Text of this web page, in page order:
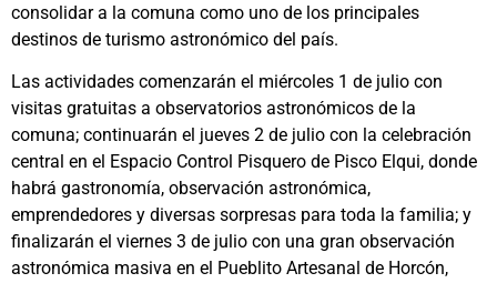
consolidar a la comuna como uno de los principales
destinos de turismo astronómico del país.
Las actividades comenzarán el miércoles 1 de julio con
visitas gratuitas a observatorios astronómicos de la
comuna; continuarán el jueves 2 de julio con la celebración
central en el Espacio Control Pisquero de Pisco Elqui, donde
habrá gastronomía, observación astronómica,
emprendedores y diversas sorpresas para toda la familia; y
finalizarán el viernes 3 de julio con una gran observación
astronómica masiva en el Pueblito Artesanal de Horcón,